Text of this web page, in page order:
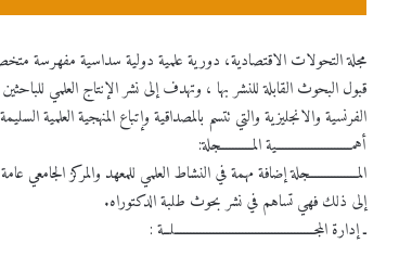
مجلة التحولات الاقتصادية، دورية علمية دولية سداسية مفهرسة
قبول البحوث القابلة للنشر بها ، وتهدف إلى نشر الإنتاج العلمي
الفرنسية والانجليزية والتي تتسم بالمصداقية وإتباع المنهجية العلمية
أهمـــــــــــــــــــــــية المــــــــــجلة:
المـــــــــــــــجلة إضافة مهمة في النشاط العلمي للمعهد والمركز
إلى ذلك فهي تساهم في نشر بحوث طلبة الدكتوراه.
ـ إدارة المجـــــــــــــــــــــــــــــــــــــــــــلــة :